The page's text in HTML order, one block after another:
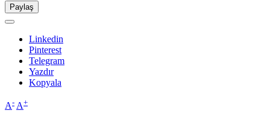
Paylaş
Linkedin
Pinterest
Telegram
Yazdır
Kopyala
A- A+